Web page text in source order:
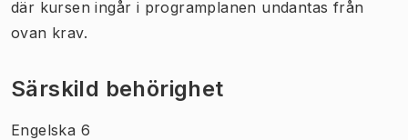
där kursen ingår i programplanen undantas från
ovan krav.
Särskild behörighet
Engelska 6